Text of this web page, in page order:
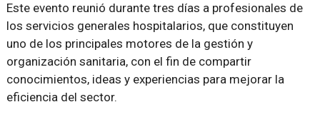
Este evento reunió durante tres días a profesionales de
los servicios generales hospitalarios, que constituyen
uno de los principales motores de la gestión y
organización sanitaria, con el fin de compartir
conocimientos, ideas y experiencias para mejorar la
eficiencia del sector.